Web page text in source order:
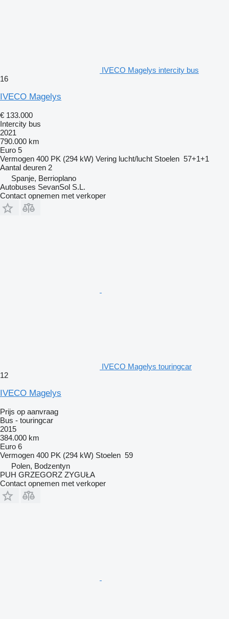
IVECO Magelys intercity bus
16
IVECO Magelys
€ 133.000
Intercity bus
2021
790.000 km
Euro 5
Vermogen 400 PK (294 kW) Vering lucht/lucht Stoelen 57+1+1
Aantal deuren 2
Spanje, Berrioplano
Autobuses SevanSol S.L.
Contact opnemen met verkoper
IVECO Magelys touringcar
12
IVECO Magelys
Prijs op aanvraag
Bus - touringcar
2015
384.000 km
Euro 6
Vermogen 400 PK (294 kW) Stoelen 59
Polen, Bodzentyn
PUH GRZEGORZ ZYGUŁA
Contact opnemen met verkoper